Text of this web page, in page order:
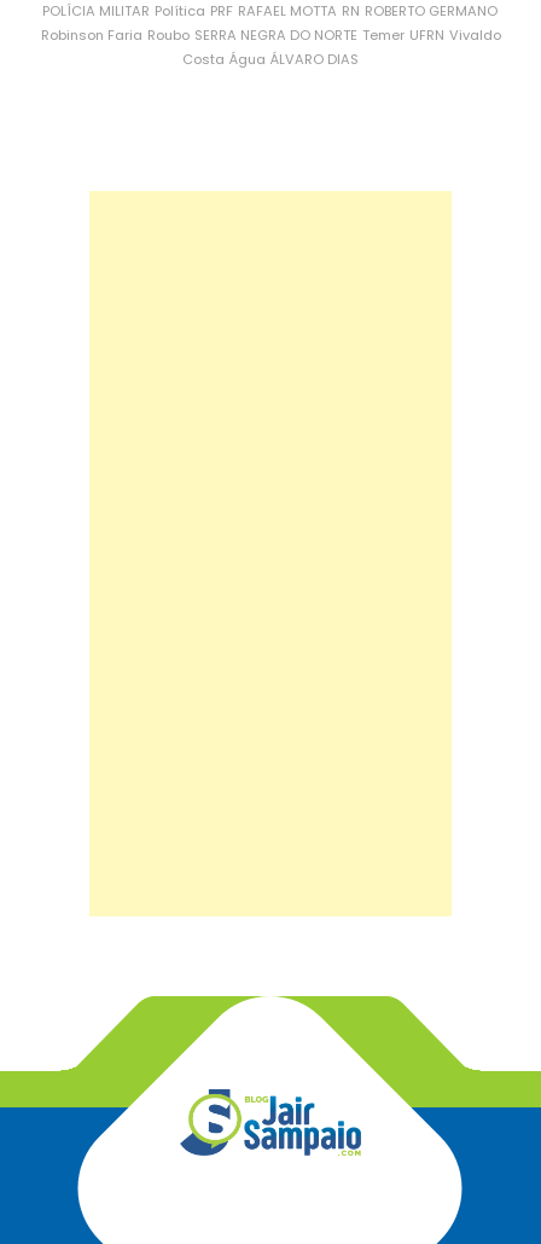
POLÍCIA MILITAR Política PRF RAFAEL MOTTA RN ROBERTO GERMANO
Robinson Faria Roubo SERRA NEGRA DO NORTE Temer UFRN Vivaldo
Costa Água ÁLVARO DIAS